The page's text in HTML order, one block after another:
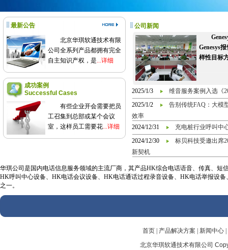
最新公告
北京华琪软通技术有限
公司全系列产品都拥有完全
自主知识产权，是...详细
成功案例
Successful Cases
有些企业开会需要把员
工召集到总部或某个会议
室，这样员工需要花...详细
公司新闻
Genesys
样性目标
2025/1/3
维音服务案例入选《
2025/1/2
告别传统FAQ：大模
效率
2024/12/31
充电桩行业呼叫中
2024/12/30
标贝科技受邀出席
新契机
华琪公司是国内电话信息服务领域的主流厂商，其产品HK综合电话语音、传真、
HK呼叫中心设备、HK电话会议设备、HK电话通话过程录音设备、HK电话举报设
之一。
首页 产品解决方案 新闻中心
北京华琪软通技术有限公司